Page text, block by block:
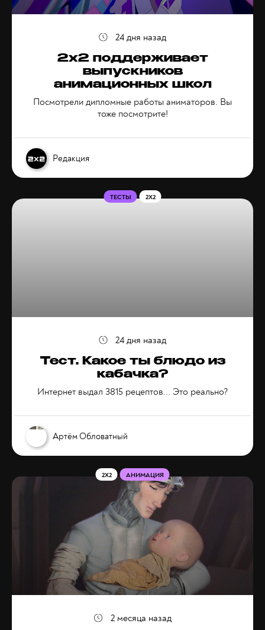
2х2 поддерживает
выпускников
анимационных школ
Посмотрели дипломные работы аниматоров. Вы
тоже посмотрите!
Редакция
24 дня назад
Тест. Какое ты блюдо из
кабачка?
Интернет выдал 3815 рецептов... Это реально?
ТЕСТЫ 2X2
Артём Обловатный
24 дня назад
2X2 АНИМАЦИЯ
2 месяца назад